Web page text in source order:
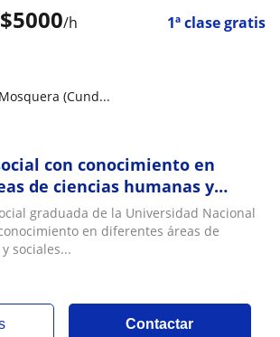
$5000/h 1ª clase gratis
(Cund...
con conocimiento en
de ciencias humanas y
de estudio y redaccion
graduada de la Universidad Nacional
en diferentes áreas de
sociales...
Contactar